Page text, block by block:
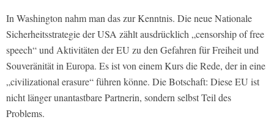
In Washington nahm man das zur Kenntnis. Die neue Nationale
Sicherheitsstrategie der USA zählt ausdrücklich „censorship of free
speech“ und Aktivitäten der EU zu den Gefahren für Freiheit und
Souveränität in Europa. Es ist von einem Kurs die Rede, der in eine
„civilizational erasure“ führen könne. Die Botschaft: Diese EU ist
nicht länger unantastbare Partnerin, sondern selbst Teil des
Problems.